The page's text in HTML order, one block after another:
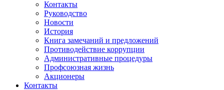
Контакты
Руководство
Новости
История
Книга замечаний и предложений
Противодействие коррупции
Административные процедуры
Профсоюзная жизнь
Акционеры
Контакты